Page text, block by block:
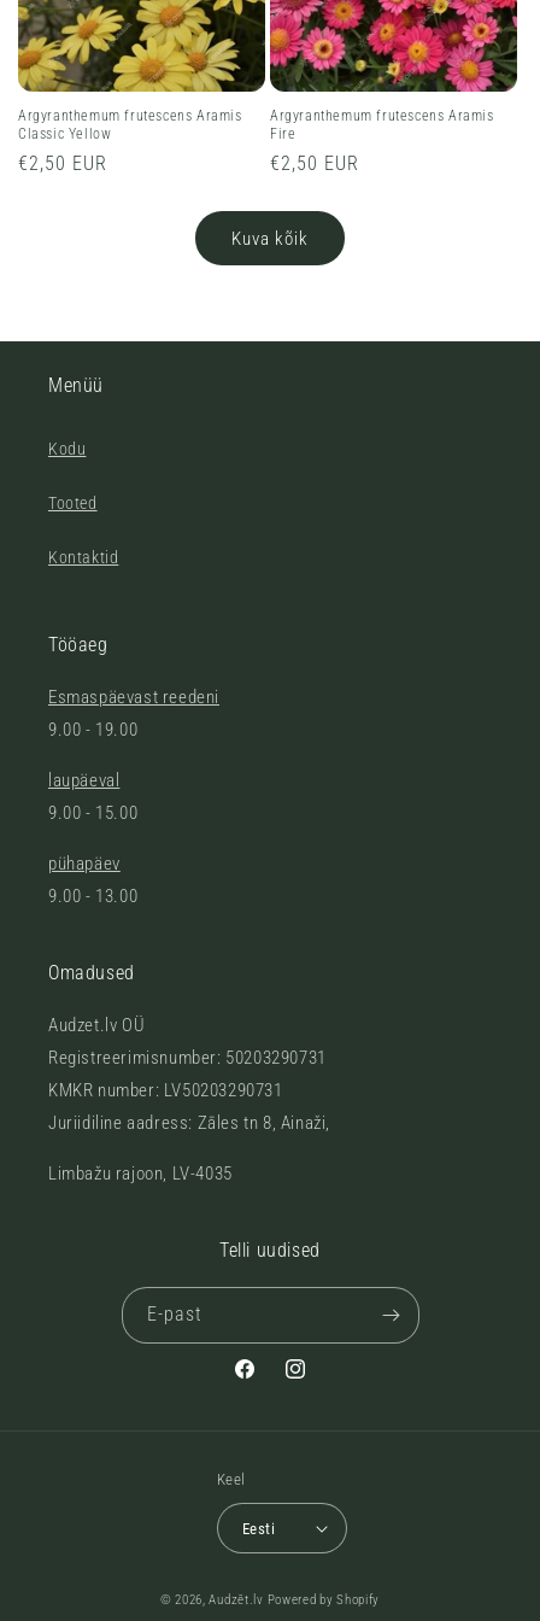
Argyranthemum frutescens Aramis
Classic Yellow
Tavahind
€2,50 EUR
Argyranthemum frutescens Aramis
Fire
Tavahind
€2,50 EUR
Kuva kõik
Menüü
Kodu
Tooted
Kontaktid
Tööaeg
Esmaspäevast reedeni
9.00 - 19.00
laupäeval
9.00 - 15.00
pühapäev
9.00 - 13.00
Omadused
Audzet.lv OÜ
Registreerimisnumber: 50203290731
KMKR number: LV50203290731
Juriidiline aadress: Zāles tn 8, Ainaži,
Limbažu rajoon, LV-4035
Telli uudised
E-past
FacebookInstagram
Keel
Eesti
© 2026,Audzēt.lv Powered by Shopify